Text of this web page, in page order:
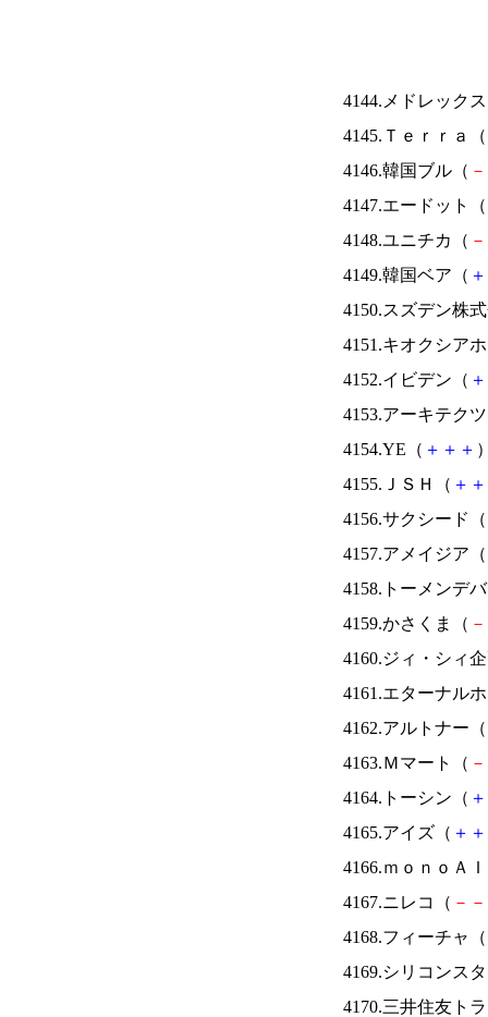
4144.メドレック
4145.Ｔｅｒｒａ（
4146.韓国ブル（ －
4147.エードット（
4148.ユニチカ（ －
4149.韓国ベア（ ＋
4150.スズデン株
4151.キオクシア
4152.イビデン（ ＋
4153.アーキテク
4154.YE（ ＋ ＋ ＋
4155.ＪＳＨ（ ＋ ＋
4156.サクシード（
4157.アメイジア（
4158.トーメンデ
4159.かさくま（ －
4160.ジィ・シィ
4161.エターナル
4162.アルトナー（
4163.Ｍマート（ －
4164.トーシン（ ＋
4165.アイズ（ ＋ ＋
4166.ｍｏｎｏＡ
4167.ニレコ（ － －
4168.フィーチャ（
4169.シリコンス
4170.三井住友ト